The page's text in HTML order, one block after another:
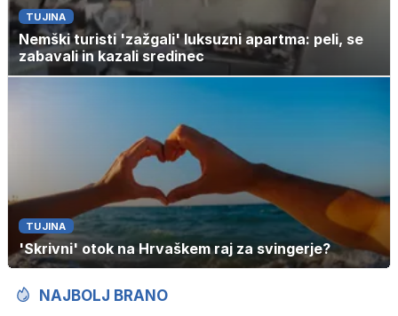
TUJINA
Nemški turisti 'zažgali' luksuzni apartma: peli, se
zabavali in kazali sredinec
TUJINA
'Skrivni' otok na Hrvaškem raj za svingerje?
NAJBOLJ BRANO